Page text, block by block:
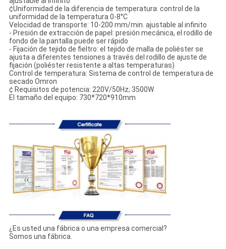
¢Uniformidad de la diferencia de temperatura: control de la
uniformidad de la temperatura 0-8°C
Velocidad de transporte: 10-200 mm/min. ajustable al infinito
- Presión de extracción de papel: presión mecánica, el rodillo de
fondo de la pantalla puede ser rápido
- Fijación de tejido de fieltro: el tejido de malla de poliéster se
ajusta a diferentes tensiones a través del rodillo de ajuste de
fijación (poliéster resistente a altas temperaturas)
Control de temperatura: Sistema de control de temperatura de
secado Omron
¢ Requisitos de potencia: 220V/50Hz; 3500W
El tamaño del equipo: 730*720*910mm
¿Es usted una fábrica o una empresa comercial?
Somos una fábrica.